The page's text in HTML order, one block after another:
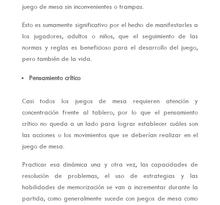
juego de mesa sin inconvenientes o trampas.
Esto es sumamente significativo por el hecho de manifestarles a
los jugadores, adultos o niños, que el seguimiento de las
normas y reglas es beneficioso para el desarrollo del juego,
pero también de la vida.
Pensamiento crítico
Casi todos los juegos de mesa requieren atención y
concentración frente al tablero, por lo que el pensamiento
crítico no queda a un lado para lograr establecer cuáles son
las acciones o los movimientos que se deberían realizar en el
juego de mesa.
Practicar esa dinámica una y otra vez, las capacidades de
resolución de problemas, el uso de estrategias y las
habilidades de memorización se van a incrementar durante la
partida, como generalmente sucede con juegos de mesa como